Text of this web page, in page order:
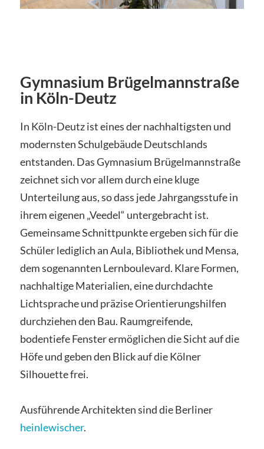
Gymnasium Brügelmannstraße
in Köln-Deutz
In Köln-Deutz ist eines der nachhaltigsten und
modernsten Schulgebäude Deutschlands
entstanden. Das Gymnasium Brügelmannstraße
zeichnet sich vor allem durch eine kluge
Unterteilung aus, so dass jede Jahrgangsstufe in
ihrem eigenen „Veedel“ untergebracht ist.
Gemeinsame Schnittpunkte ergeben sich für die
Schüler lediglich an Aula, Bibliothek und Mensa,
dem sogenannten Lernboulevard. Klare Formen,
nachhaltige Materialien, eine durchdachte
Lichtsprache und präzise Orientierungshilfen
durchziehen den Bau. Raumgreifende,
bodentiefe Fenster ermöglichen die Sicht auf die
Höfe und geben den Blick auf die Kölner
Silhouette frei.
Ausführende Architekten sind die Berliner
heinlewischer.